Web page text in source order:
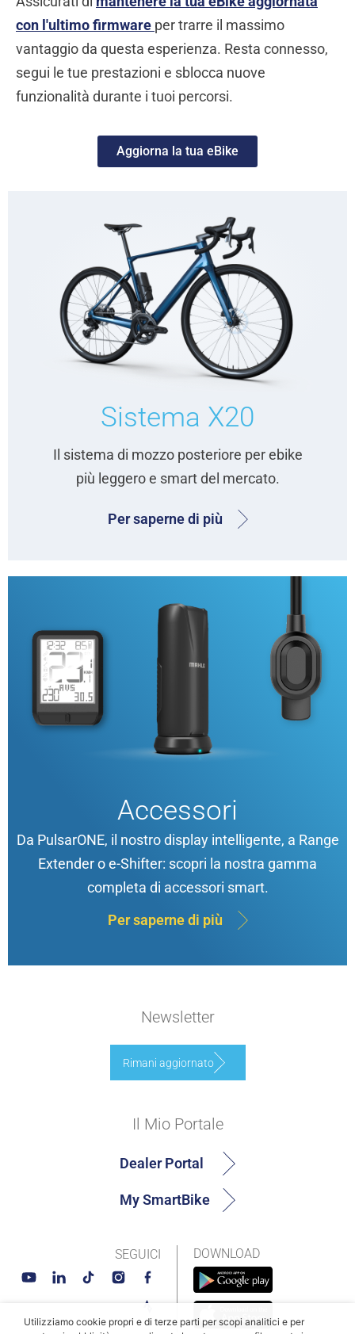
con l'ultimo firmware per trarre il massimo
vantaggio da questa esperienza. Resta connesso,
segui le tue prestazioni e sblocca nuove
funzionalità durante i tuoi percorsi.
Aggiorna la tua eBike
Sistema X20
Il sistema di mozzo posteriore per ebike
più leggero e smart del mercato.
Per saperne di più
Accessori
Da PulsarONE, il nostro display intelligente, a Range
Extender o e-Shifter: scopri la nostra gamma
completa di accessori smart.
Per saperne di più
Newsletter
Rimani aggiornato
DOWNLOAD
Il Mio Portale
Dealer Portal
My SmartBike
SEGUICI
Utilizziamo cookie propri e di terze parti per scopi analitici e per